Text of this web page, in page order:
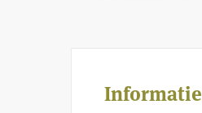
Informatie